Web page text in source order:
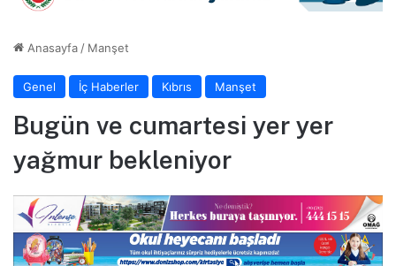
Anasayfa / Manşet
Genel İç Haberler Kıbrıs Manşet
Bugün ve cumartesi yer yer
yağmur bekleniyor